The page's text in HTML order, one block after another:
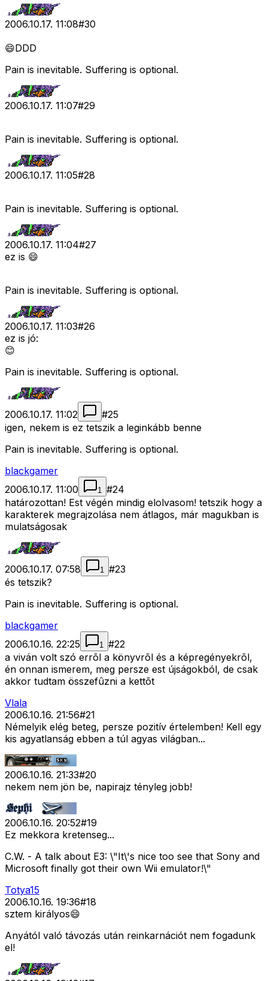
2006.10.17. 11:08#30
😄DDD
Pain is inevitable. Suffering is optional.
2006.10.17. 11:07#29
Pain is inevitable. Suffering is optional.
2006.10.17. 11:05#28
Pain is inevitable. Suffering is optional.
2006.10.17. 11:04#27
ez is 😄
Pain is inevitable. Suffering is optional.
2006.10.17. 11:03#26
ez is jó:
😊
Pain is inevitable. Suffering is optional.
2006.10.17. 11:02 #25
igen, nekem is ez tetszik a leginkább benne
Pain is inevitable. Suffering is optional.
blackgamer
2006.10.17. 11:00
1 #24
határozottan! Est végén mindig elolvasom! tetszik hogy a
karakterek megrajzolása nem átlagos, már magukban is
mulatságosak
2006.10.17. 07:58 1 #23
és tetszik?
Pain is inevitable. Suffering is optional.
blackgamer
2006.10.16. 22:25
1 #22
a viván volt szó errõl a könyvrõl és a képregényekrõl,
én onnan ismerem, meg persze est újságokból, de csak
akkor tudtam összefûzni a kettõt
Vlala
2006.10.16. 21:56#21
Némelyik elég beteg, persze pozitív értelemben! Kell egy
kis agyatlanság ebben a túl agyas világban...
2006.10.16. 21:33#20
nekem nem jön be, napirajz tényleg jobb!
2006.10.16. 20:52#19
Ez mekkora kretenseg...
C.W. - A talk about E3: \"It\'s nice too see that Sony and
Microsoft finally got their own Wii emulator!\"
Totya15
2006.10.16. 19:36#18
sztem királyos😄
Anyától való távozás után reinkarnációt nem fogadunk
el!